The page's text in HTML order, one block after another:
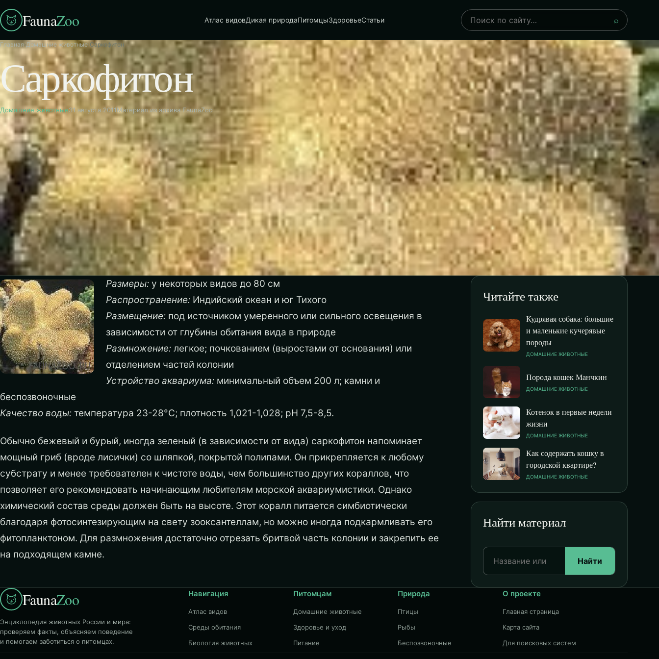
FaunaZoo Атлас видовДикая природаПитомцыЗдоровьеСтатьи
Поиск
⌕
Главная›Домашние животные›Саркофитон
Саркофитон
Домашние животные31 августа 2011Материал из архива FaunaZoo
Размеры: у некоторых видов до 80 см
Распространение: Индийский океан и юг Тихого
Размещение: под источником умеренного или сильного освещения в
зависимости от глубины обитания вида в природе
Размножение: легкое; почкованием (выростами от основания) или
отделением частей колонии
Устройство аквариума: минимальный объем 200 л; камни и
беспозвоночные
Качество воды: температура 23-28°C; плотность 1,021-1,028; pH 7,5-8,5.
Обычно бежевый и бурый, иногда зеленый (в зависимости от вида) саркофитон напоминает
мощный гриб (вроде лисички) со шляпкой, покрытой полипами. Он прикрепляется к любому
субстрату и менее требователен к чистоте воды, чем большинство других кораллов, что
позволяет его рекомендовать начинающим любителям морской аквариумистики. Однако
химический состав среды должен быть на высоте. Этот коралл питается симбиотически
благодаря фотосинтезирующим на свету зооксантеллам, но можно иногда подкармливать его
фитопланктоном. Для размножения достаточно отрезать бритвой часть колонии и закрепить ее
на подходящем камне.
Читайте также
Кудрявая собака: большие
и маленькие кучерявые
породы
ДОМАШНИЕ ЖИВОТНЫЕ
Порода кошек Манчкин
ДОМАШНИЕ ЖИВОТНЫЕ
Котенок в первые недели
жизни
ДОМАШНИЕ ЖИВОТНЫЕ
Как содержать кошку в
городской квартире?
ДОМАШНИЕ ЖИВОТНЫЕ
Найти материал
Найти
FaunaZoo
Энциклопедия животных России и мира:
проверяем факты, объясняем поведение
и помогаем заботиться о питомцах.
Навигация
Атлас видов
Среды обитания
Биология животных
Питомцам
Домашние животные
Здоровье и уход
Питание
Природа
Птицы
Рыбы
Беспозвоночные
О проекте
Главная страница
Карта сайта
Для поисковых систем